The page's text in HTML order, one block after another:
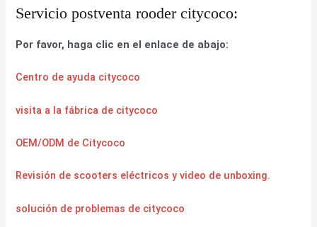
Servicio postventa rooder citycoco:
Por favor, haga clic en el enlace de abajo:
Centro de ayuda citycoco
visita a la fábrica de citycoco
OEM/ODM de Citycoco
Revisión de scooters eléctricos y video de unboxing.
solución de problemas de citycoco